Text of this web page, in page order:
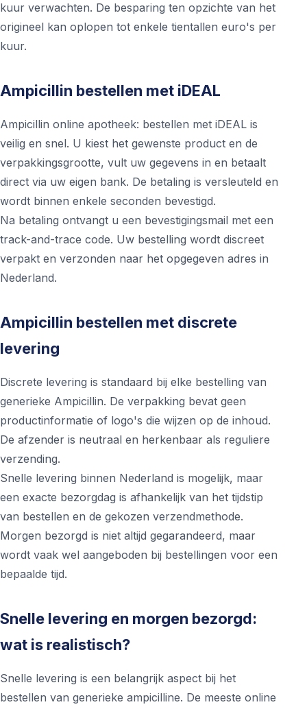
kuur verwachten. De besparing ten opzichte van het
origineel kan oplopen tot enkele tientallen euro's per
kuur.
Ampicillin bestellen met iDEAL
Ampicillin online apotheek: bestellen met iDEAL is
veilig en snel. U kiest het gewenste product en de
verpakkingsgrootte, vult uw gegevens in en betaalt
direct via uw eigen bank. De betaling is versleuteld en
wordt binnen enkele seconden bevestigd.
Na betaling ontvangt u een bevestigingsmail met een
track-and-trace code. Uw bestelling wordt discreet
verpakt en verzonden naar het opgegeven adres in
Nederland.
Ampicillin bestellen met discrete
levering
Discrete levering is standaard bij elke bestelling van
generieke Ampicillin. De verpakking bevat geen
productinformatie of logo's die wijzen op de inhoud.
De afzender is neutraal en herkenbaar als reguliere
verzending.
Snelle levering binnen Nederland is mogelijk, maar
een exacte bezorgdag is afhankelijk van het tijdstip
van bestellen en de gekozen verzendmethode.
Morgen bezorgd is niet altijd gegarandeerd, maar
wordt vaak wel aangeboden bij bestellingen voor een
bepaalde tijd.
Snelle levering en morgen bezorgd:
wat is realistisch?
Snelle levering is een belangrijk aspect bij het
bestellen van generieke ampicilline. De meeste online